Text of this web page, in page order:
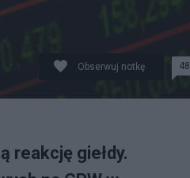
Obserwuj notkę 48
reakcję giełdy.